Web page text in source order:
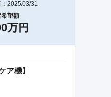
：2025/03/31
希望額
万円
ア機】